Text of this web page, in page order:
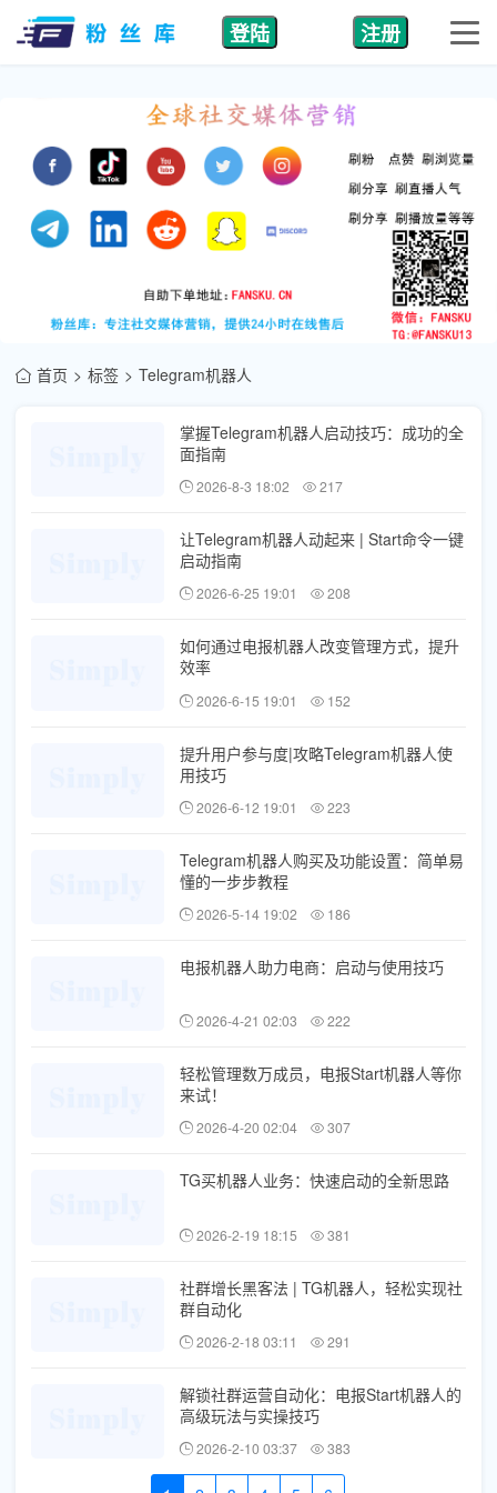
登陆 注册
首页 标签 Telegram机器人
掌握Telegram机器人启动技巧：成功的全
面指南
2026-8-3 18:02 217
让Telegram机器人动起来 | Start命令一键
启动指南
2026-6-25 19:01 208
如何通过电报机器人改变管理方式，提升
效率
2026-6-15 19:01 152
提升用户参与度|攻略Telegram机器人使
用技巧
2026-6-12 19:01 223
Telegram机器人购买及功能设置：简单易
懂的一步步教程
2026-5-14 19:02 186
电报机器人助力电商：启动与使用技巧
2026-4-21 02:03 222
轻松管理数万成员，电报Start机器人等你
来试！
2026-4-20 02:04 307
TG买机器人业务：快速启动的全新思路
2026-2-19 18:15 381
社群增长黑客法 | TG机器人，轻松实现社
群自动化
2026-2-18 03:11 291
解锁社群运营自动化：电报Start机器人的
高级玩法与实操技巧
2026-2-10 03:37 383